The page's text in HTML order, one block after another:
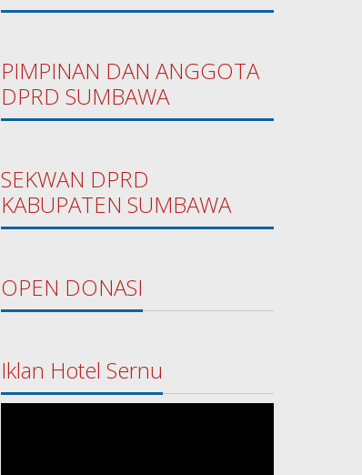
PIMPINAN DAN ANGGOTA
DPRD SUMBAWA
SEKWAN DPRD
KABUPATEN SUMBAWA
OPEN DONASI
Iklan Hotel Sernu